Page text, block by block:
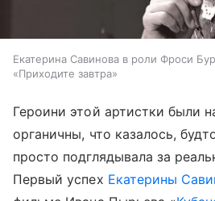
Екатерина Савинова в роли Фроси
«Приходите завтра»
Героини этой артистки были
органичны, что казалось,
просто подглядывала за
Первый успех Екатерины